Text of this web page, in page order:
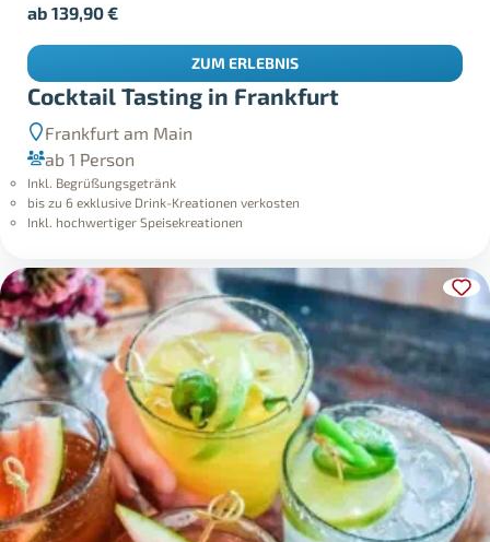
Cocktail Tasting in Frankfurt
Frankfurt am Main
ab 1 Person
Inkl. Begrüßungsgetränk
bis zu 6 exklusive Drink-Kreationen verkosten
Inkl. hochwertiger Speisekreationen
ab139,90€
ZUM ERLEBNIS